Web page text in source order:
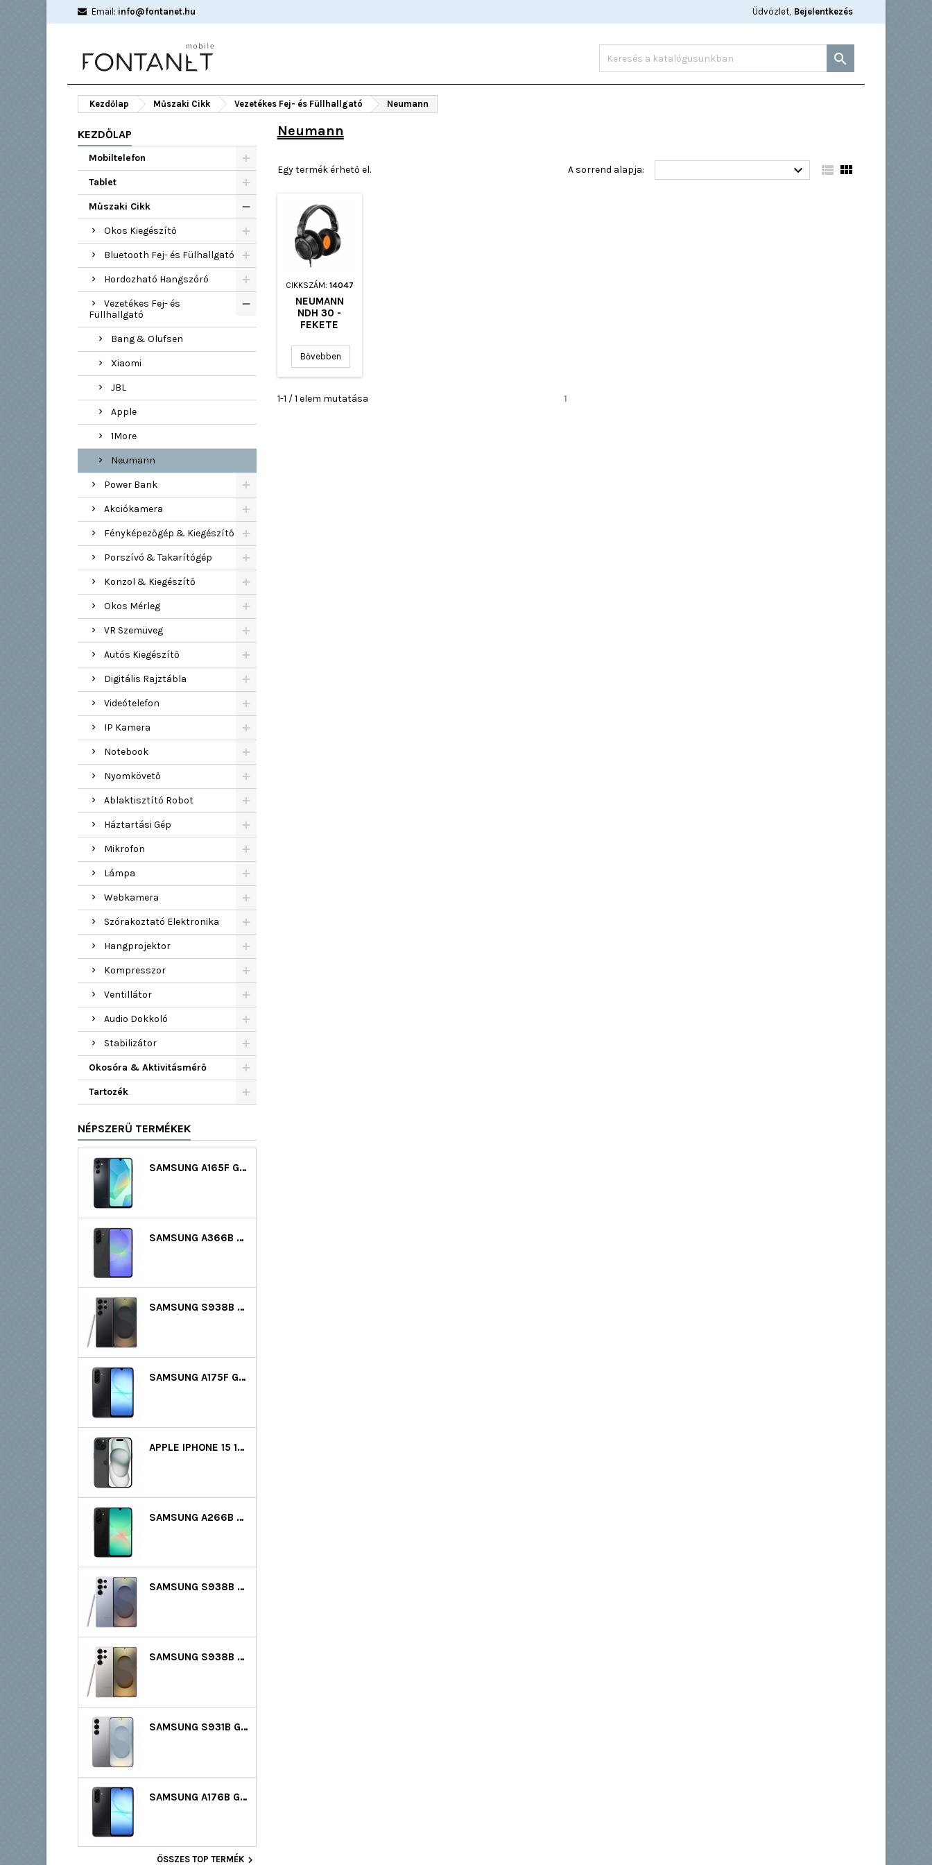
Email: info@fontanet.hu Üdvözlet, Bejelentkezés

Kezdőlap Műszaki Cikk Vezetékes Fej- és Füllhallgató Neumann
KEZDŐLAP
Mobiltelefon
Tablet
Műszaki Cikk
Okos Kiegészítő
Bluetooth Fej- és Fülhallgató
Hordozható Hangszóró
Vezetékes Fej- és
Füllhallgató
Bang & Olufsen
Xiaomi
JBL
Apple
1More
Neumann
Power Bank
Akciókamera
Fényképezőgép & Kiegészítő
Porszívó & Takarítógép
Konzol & Kiegészítő
Okos Mérleg
VR Szemüveg
Autós Kiegészítő
Digitális Rajztábla
Videótelefon
IP Kamera
Notebook
Nyomkövető
Ablaktisztító Robot
Háztartási Gép
Mikrofon
Lámpa
Webkamera
Szórakoztató Elektronika
Hangprojektor
Kompresszor
Ventillátor
Audio Dokkoló
Stabilizátor
Okosóra & Aktivitásmérő
Tartozék
NÉPSZERŰ TERMÉKEK
SAMSUNG A165F GALAXY A16 LTE DS 128GB (4GB RAM) - FEKETE
SAMSUNG A366B GALAXY A36 5G DS 128GB (6GB RAM) - FEKETE
SAMSUNG S938B GALAXY S25 ULTRA 5G DS 256GB (12GB RAM) - FEKETE
SAMSUNG A175F GALAXY A17 LTE DS 128GB (4GB RAM) - FEKETE
APPLE IPHONE 15 128GB - FEKETE GYÁRTÓI GARANCIA
SAMSUNG A266B GALAXY A26 5G DS 128GB (6GB RAM) - FEKETE
SAMSUNG S938B GALAXY S25 ULTRA 5G DS 512GB (12GB RAM) - VILÁGOSKÉK
SAMSUNG S938B GALAXY S25 ULTRA 5G DS 512GB (12GB RAM) - SZÜRKE
SAMSUNG S931B GALAXY S25 5G DS 128GB (12GB RAM) - EZÜST
SAMSUNG A176B GALAXY A17 5G DS 128GB (4GB RAM) - FEKETE
ÖSSZES TOP TERMÉK
Neumann
Egy termék érhető el. A sorrend alapja:   
CIKKSZÁM: 14047
NEUMANN
NDH 30 -
FEKETE
Bővebben
1-1 / 1 elem mutatása 1